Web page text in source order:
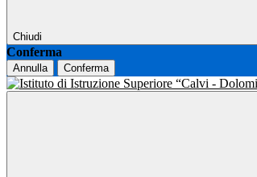
Chiudi
Conferma
Annulla Conferma